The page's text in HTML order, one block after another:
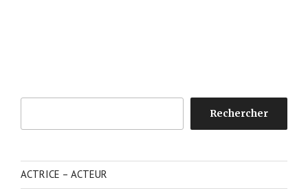
Rechercher
ACTRICE – ACTEUR